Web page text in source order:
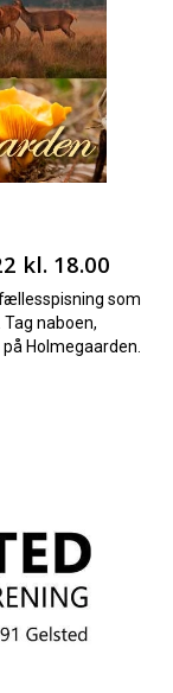
kl. 18.00
som
naboen,
Holmegaarden.